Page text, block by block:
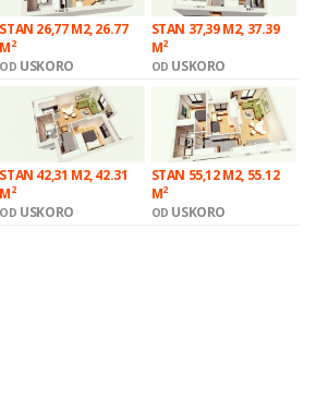
STAN 26,77 M2, 26.77
M2
OD USKORO
STAN 37,39 M2, 37.39
M2
OD USKORO
STAN 42,31 M2, 42.31
M2
OD USKORO
STAN 55,12 M2, 55.12
M2
OD USKORO